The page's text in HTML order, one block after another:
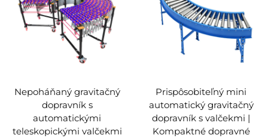
Nepoháňaný gravitačný
dopravník s
automatickými
teleskopickými valčekmi
Prispôsobiteľný mini
automatický gravitačný
dopravník s valčekmi |
Kompaktné dopravné